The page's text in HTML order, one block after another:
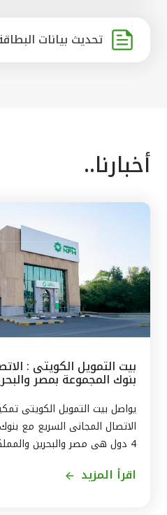
تحديث بيانات
أخبارنا..
بيت التمويل الكويتى :
بنوك المجموعة بمصر
وتركيا
يواصل بيت التمويل الكويتى
الاتصال المجانى السريع مع
4 دول هى مصر والبحرين
اقرأ المزيد